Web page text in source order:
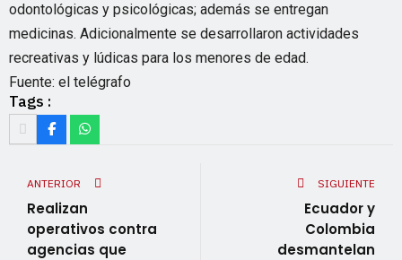
odontológicas y psicológicas; además se entregan
medicinas. Adicionalmente se desarrollaron actividades
recreativas y lúdicas para los menores de edad.
Fuente: el telégrafo
Tags :
ANTERIOR
Realizan
operativos contra
agencias que
SIGUIENTE
Ecuador y
Colombia
desmantelan